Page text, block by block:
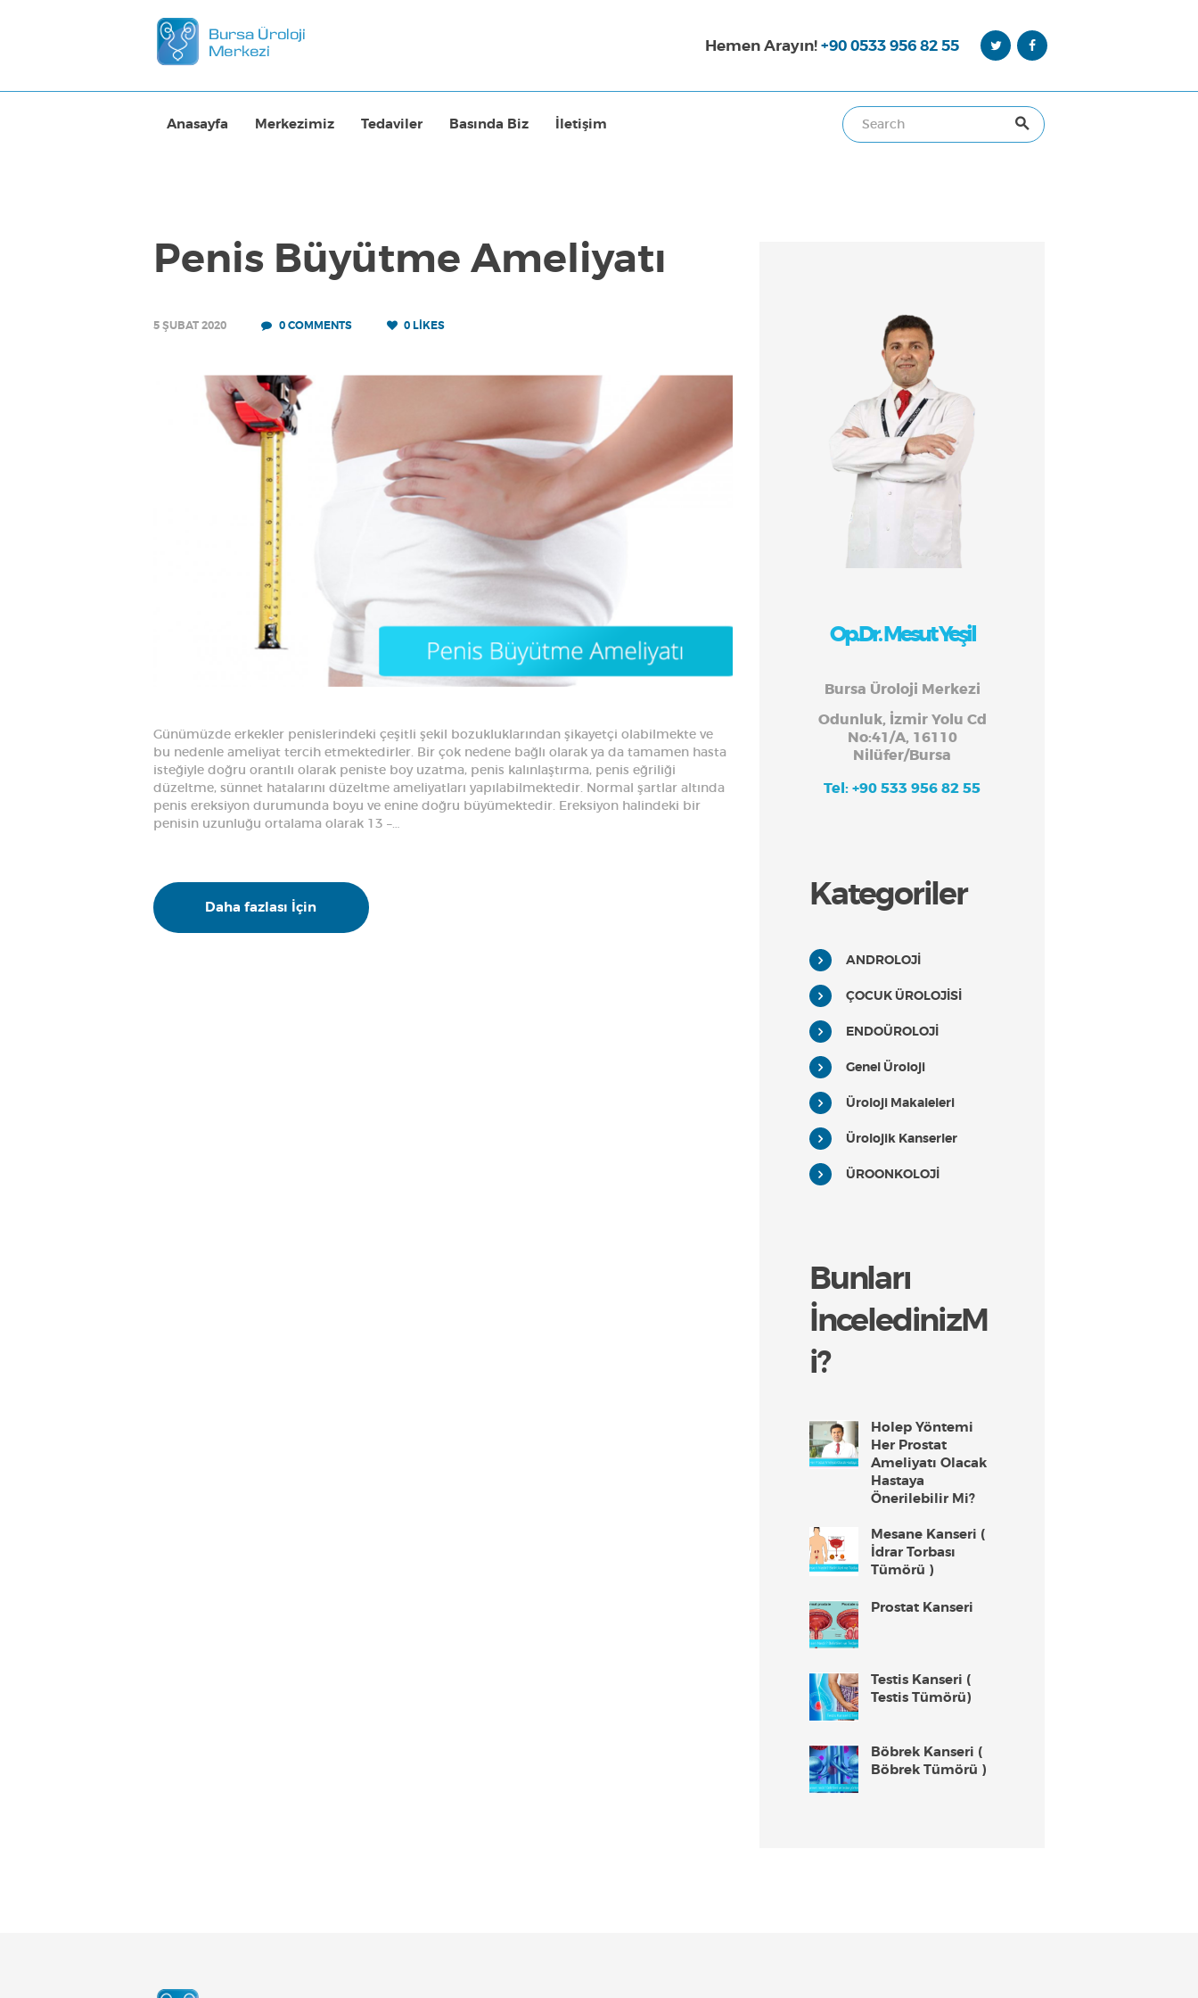
Hemen Arayın!+90 0533 956 82 55
Anasayfa Merkezimiz Tedaviler Basında Biz İletişim
Penis Büyütme Ameliyatı
5 ŞUBAT 2020 0 COMMENTS 0 LIKES
Günümüzde erkekler penislerindeki çeşitli şekil bozukluklarından şikayetçi olabilmekte ve
bu nedenle ameliyat tercih etmektedirler. Bir çok nedene bağlı olarak ya da tamamen hasta
isteğiyle doğru orantılı olarak peniste boy uzatma, penis kalınlaştırma, penis eğriliği
düzeltme, sünnet hatalarını düzeltme ameliyatları yapılabilmektedir. Normal şartlar altında
penis ereksiyon durumunda boyu ve enine doğru büyümektedir. Ereksiyon halindeki bir
penisin uzunluğu ortalama olarak 13 –…
Daha fazlası İçin
Op.Dr. Mesut Yeşil
Bursa Üroloji Merkezi
Odunluk, İzmir Yolu Cd
No:41/A, 16110
Nilüfer/Bursa
Tel: +90 533 956 82 55
Kategoriler
ANDROLOJİ
ÇOCUK ÜROLOJİSİ
ENDOÜROLOJİ
Genel Üroloji
Üroloji Makaleleri
Ürolojik Kanserler
ÜROONKOLOJİ
Bunları
İnceledinizM
i?
Holep Yöntemi
Her Prostat
Ameliyatı Olacak
Hastaya
Önerilebilir Mi?
Mesane Kanseri (
İdrar Torbası
Tümörü )
Prostat Kanseri
Testis Kanseri (
Testis Tümörü)
Böbrek Kanseri (
Böbrek Tümörü )